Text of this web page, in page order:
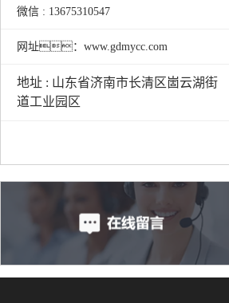
微信 : 13675310547
网址：www.gdmycc.com
地址 : 山东省济南市长清区崮云湖街
道工业园区